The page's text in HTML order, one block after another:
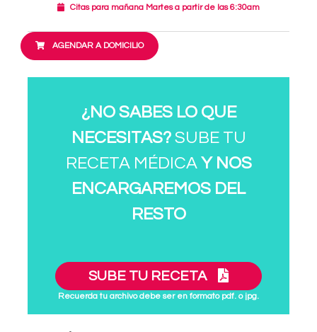
Citas para mañana Martes a partir de las 6:30am
AGENDAR A DOMICILIO
¿NO SABES LO QUE
NECESITAS?SUBE TU
RECETA MÉDICA Y NOS
ENCARGAREMOS DEL
RESTO
SUBE TU RECETA
Recuerda tu archivo debe ser en formato pdf. o jpg.